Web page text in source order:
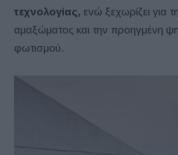
τεχνολογίας, ενώ ξεχωρίζει για
αμαξώματος και την προηγμένη
φωτισμού.